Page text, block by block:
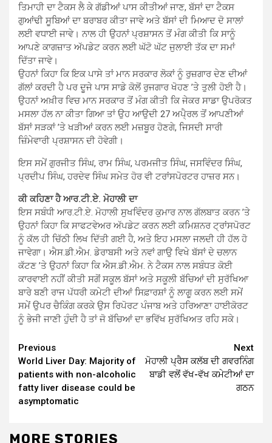
ਤਿਮਾਹੀ ਦਾ ਟੈਕਸ ਲੈ ਕੇ ਗੱਡੀਆਂ ਪਾਸ ਕੀਤੀਆਂ ਜਾਣ, ਬੱਸਾਂ ਦਾ ਟੈਕਸ
ਗੁਆਂਢੀ ਸੂਬਿਆਂ ਦਾ ਬਰਾਬਰ ਕੀਤਾ ਜਾਵੇ ਅਤੇ ਬੱਸਾਂ ਦੀ ਮਿਆਦ ਦੋ ਸਾਲਾਂ
ਲਈ ਵਧਾਈ ਜਾਵੇ। ਨਾਲ ਹੀ ਉਹਨਾਂ ਪ੍ਰਸ਼ਾਸਨ ਤੋਂ ਮੰਗ ਕੀਤੀ ਕਿ ਸਾਨੂੰ
ਆਪਣੇ ਕਾਗਜ਼ਾਤ ਅੱਪਡੇਟ ਕਰਨ ਲਈ ਘੱਟੋ ਘੱਟ ਜੁਲਾਈ ਤੱਕ ਦਾ ਸਮਾਂ
ਦਿੱਤਾ ਜਾਵੇ।
ਉਹਨਾਂ ਕਿਹਾ ਕਿ ਇਕ ਪਾਸੇ ਤਾਂ ਮਾਨ ਸਰਕਾਰ ਲੋਕਾਂ ਨੂੰ ਰੁਜ਼ਗਾਰ ਦੇਣ ਦੀਆਂ
ਗੱਲਾਂ ਕਰਦੀ ਹੈ ਪਰ ਦੂਜੇ ਪਾਸ ਸਾਡੇ ਕੋਲੋਂ ਰੁਜਗਾਰ ਖੋਹਣ ’ਤੇ ਤੁਲੀ ਹੋਈ ਹੈ।
ਉਹਨਾਂ ਅਖ਼ੀਰ ਵਿਚ ਮਾਨ ਸਰਕਾਰ ਤੋਂ ਮੰਗ ਕੀਤੀ ਕਿ ਜੇਕਰ ਸਾਡਾ ਉਪਰੋਕਤ
ਮਸਲਾ ਹੱਲ ਨਾ ਕੀਤਾ ਗਿਆ ਤਾਂ ਉਹ ਆਉਦੀ 27 ਅਪੈ੍ਰਲ ਤੋਂ ਆਪਣੀਆਂ
ਬੱਸਾਂ ਸੜਕਾਂ ’ਤੇ ਖੜੀਆਂ ਕਰਨ ਲਈ ਮਜ਼ਬੂਰ ਹੋਣਗੇ, ਜਿਸਦੀ ਸਾਰੀ
ਜ਼ਿੰਮੇਵਾਰੀ ਪ੍ਰਸ਼ਾਸਨ ਦੀ ਹੋਵੇਗੀ।
ਇਸ ਸਮੇਂ ਗੁਰਜੀਤ ਸਿੰਘ, ਰਾਮ ਸਿੰਘ, ਪਰਮਜੀਤ ਸਿੰਘ, ਜਸਵਿੰਦਰ ਸਿੰਘ,
ਪ੍ਰਦੀਪ ਸਿੰਘ, ਹਰਦੇਵ ਸਿੰਘ ਸਮੇਤ ਹੋਰ ਵੀ ਟਰਾਂਸਪੋਰਟਰ ਹਾਜ਼ਰ ਸਨ।
ਕੀ ਕਹਿਣਾ ਹੈ ਆਰ.ਟੀ.ਏ. ਮੋਹਾਲੀ ਦਾ
ਇਸ ਸਬੰਧੀ ਆਰ.ਟੀ.ਏ. ਮੋਹਾਲੀ ਸੁਖਵਿੰਦਰ ਕੁਮਾਰ ਨਾਲ ਗੱਲਬਾਤ ਕਰਨ ’ਤੇ
ਉਹਨਾਂ ਕਿਹਾ ਕਿ ਸਾਫਟਵੇਅਰ ਅੱਪਡੇਟ ਕਰਨ ਲਈ ਕਮਿਸ਼ਨਰ ਟ੍ਰਾਂਸਪੋਰਟ
ਨੂੰ ਕੱਲ ਹੀ ਚਿੱਠੀ ਲਿਖ ਦਿੱਤੀ ਗਈ ਹੈ, ਅਤੇ ਇਹ ਮਸਲਾ ਜਲਦੀ ਹੀ ਹੱਲ ਹੋ
ਜਾਵੇਗਾ। ਐਸ.ਡੀ.ਐਮ. ਡੇਰਾਬਸੀ ਅਤੇ ਨਵਾਂ ਗਾਉ ਵਿਖੇ ਬੱਸਾਂ ਦੇ ਚਲਾਨ
ਕੱਟਣ ’ਤੇ ਉਹਨਾਂ ਕਿਹਾ ਕਿ ਐਸ.ਡੀ.ਐਮ. ਨੇ ਟੈਕਸ ਨਾਲ ਸਬੰਧਤ ਕੋਈ
ਕਾਰਵਾਈ ਨਹੀਂ ਕੀਤੀ ਸਗੋਂ ਸਕੂਲ ਬੱਸਾਂ ਅਤੇ ਸਕੂਲੀ ਬੱਚਿਆਂ ਦੀ ਸੁਰੱਖਿਆ
ਬਾਰੇ ਬਣੀ ਰਾਜ ਪੱਧਰੀ ਕਮੇਟੀ ਦੀਆਂ ਸਿਫ਼ਾਰਸ਼ਾਂ ਨੂੰ ਲਾਗੂ ਕਰਨ ਲਈ ਸਮੇਂ
ਸਮੇਂ ਉਪਰ ਚੈਕਿੰਗ ਕਰਕੇ ਉਸ ਰਿਪੋਰਟ ਪੰਜਾਬ ਅਤੇ ਹਰਿਆਣਾ ਹਾਈਕੋਰਟ
ਨੂੰ ਭੇਜੀ ਜਾਣੀ ਹੁੰਦੀ ਹੈ ਤਾਂ ਜੋ ਬੱਚਿਆਂ ਦਾ ਭਵਿੱਖ ਸੁਰੱਖਿਅਤ ਰਹਿ ਸਕੇ।
Continue
Reading
Previous
World Liver Day: Majority of
patients with non-alcoholic
fatty liver disease could be
asymptomatic
Next
ਮੋਹਾਲੀ ਪ੍ਰੈਸ ਕਲੱਬ ਦੀ ਗਵਰਨਿੰਗ
ਬਾਡੀ ਵਲੋਂ ਵੱਖ-ਵੱਖ ਕਮੇਟੀਆਂ ਦਾ
ਗਠਨ
MORE STORIES